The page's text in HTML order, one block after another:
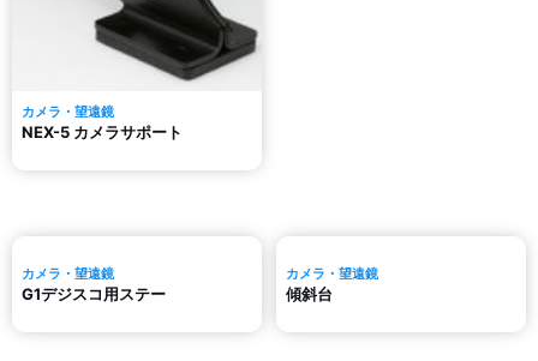
カメラ・望遠鏡
NEX-5 カメラサポート
カメラ・望遠鏡
G1デジスコ用ステー
カメラ・望遠鏡
傾斜台